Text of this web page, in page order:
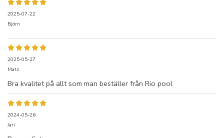
2025-07-22
Björn
2025-05-27
Mats
Bra kvalitet på allt som man beställer från Rio pool
2024-05-26
Jari